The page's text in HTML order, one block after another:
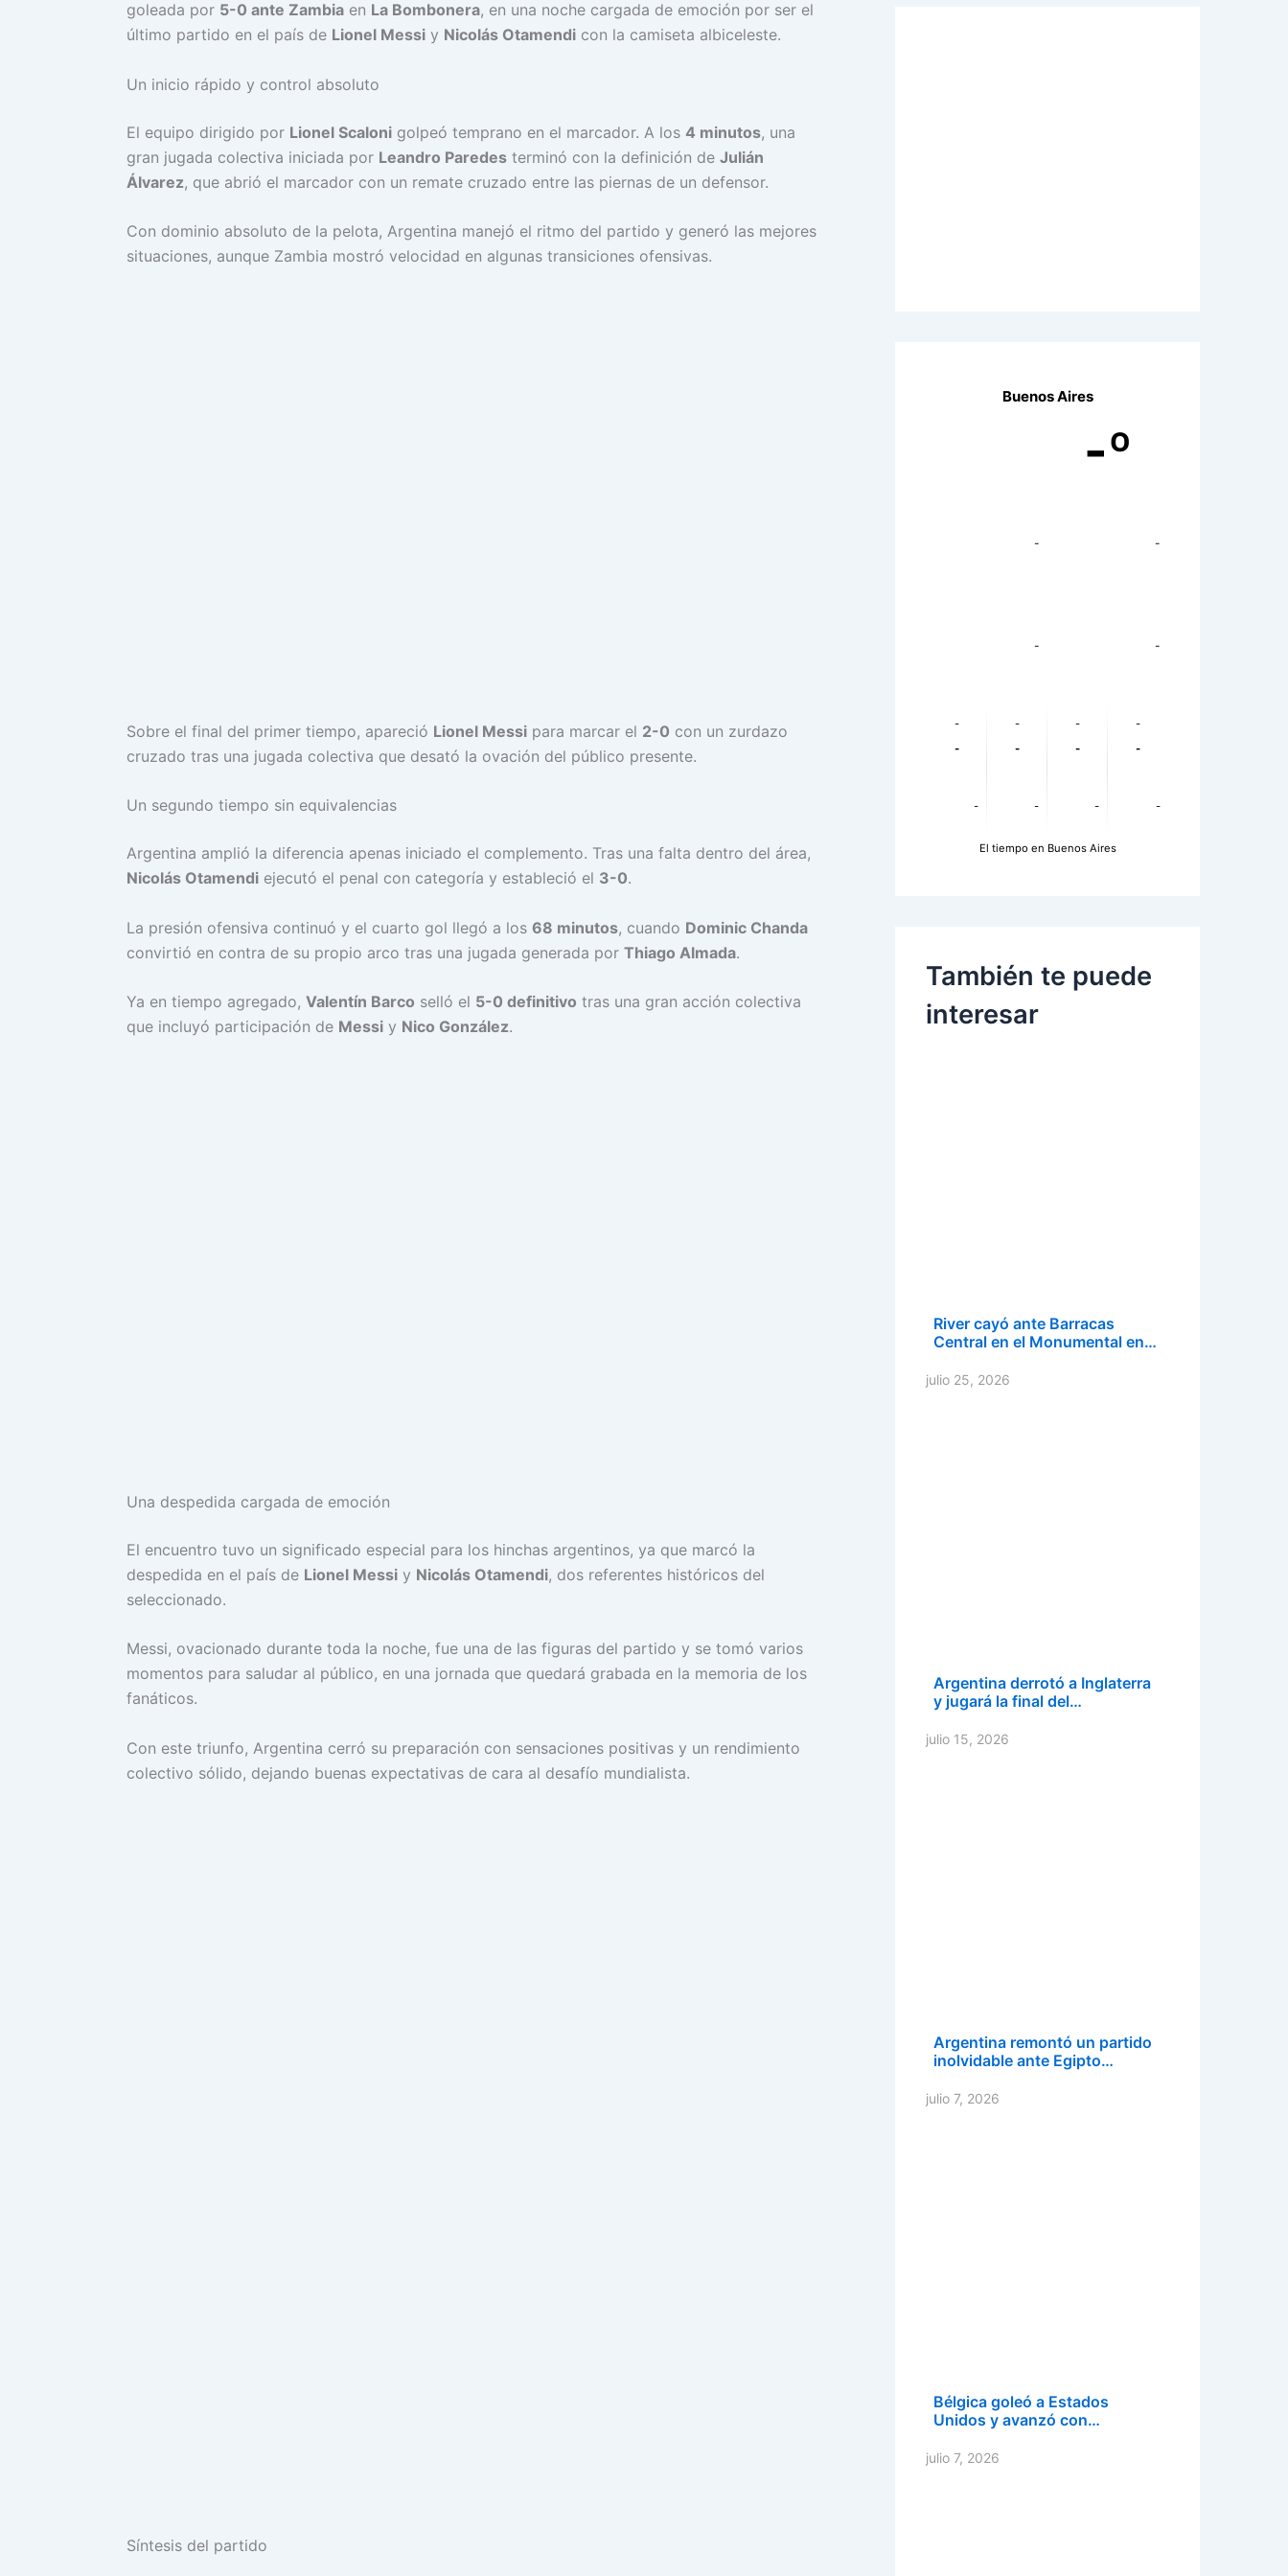
goleada por 5-0 ante Zambia en La Bombonera, en una noche cargada de emoción por ser el
último partido en el país de Lionel Messi y Nicolás Otamendi con la camiseta albiceleste.
Un inicio rápido y control absoluto
El equipo dirigido por Lionel Scaloni golpeó temprano en el marcador. A los 4 minutos, una
gran jugada colectiva iniciada por Leandro Paredes terminó con la definición de Julián
Álvarez, que abrió el marcador con un remate cruzado entre las piernas de un defensor.
Con dominio absoluto de la pelota, Argentina manejó el ritmo del partido y generó las mejores
situaciones, aunque Zambia mostró velocidad en algunas transiciones ofensivas.
Sobre el final del primer tiempo, apareció Lionel Messi para marcar el 2-0 con un zurdazo
cruzado tras una jugada colectiva que desató la ovación del público presente.
Un segundo tiempo sin equivalencias
Argentina amplió la diferencia apenas iniciado el complemento. Tras una falta dentro del área,
Nicolás Otamendi ejecutó el penal con categoría y estableció el 3-0.
La presión ofensiva continuó y el cuarto gol llegó a los 68 minutos, cuando Dominic Chanda
convirtió en contra de su propio arco tras una jugada generada por Thiago Almada.
Ya en tiempo agregado, Valentín Barco selló el 5-0 definitivo tras una gran acción colectiva
que incluyó participación de Messi y Nico González.
Una despedida cargada de emoción
El encuentro tuvo un significado especial para los hinchas argentinos, ya que marcó la
despedida en el país de Lionel Messi y Nicolás Otamendi, dos referentes históricos del
seleccionado.
Messi, ovacionado durante toda la noche, fue una de las figuras del partido y se tomó varios
momentos para saludar al público, en una jornada que quedará grabada en la memoria de los
fanáticos.
Con este triunfo, Argentina cerró su preparación con sensaciones positivas y un rendimiento
colectivo sólido, dejando buenas expectativas de cara al desafío mundialista.
Síntesis del partido
Buenos Aires
-º
- -
- -
-
-
-
-
-
-
-
-
-
-
-
-
El tiempo en Buenos Aires
También te puede
interesar
River cayó ante Barracas
Central en el Monumental en…
julio 25, 2026
Argentina derrotó a Inglaterra
y jugará la final del…
julio 15, 2026
Argentina remontó un partido
inolvidable ante Egipto…
julio 7, 2026
Bélgica goleó a Estados
Unidos y avanzó con…
julio 7, 2026